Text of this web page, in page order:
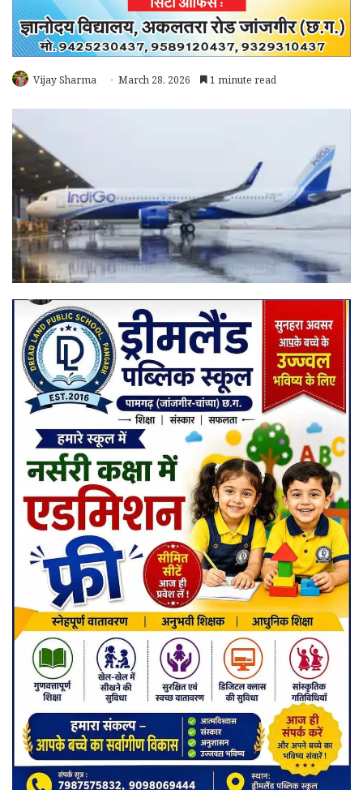
Vijay Sharma March 28, 2026 1 minute read